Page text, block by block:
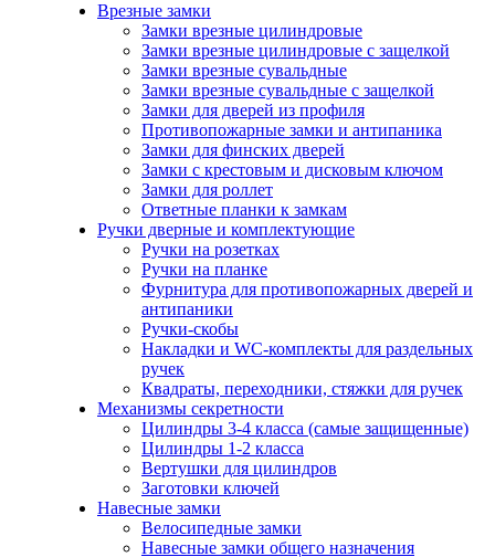
Врезные замки
Замки врезные цилиндровые
Замки врезные цилиндровые с защелкой
Замки врезные сувальдные
Замки врезные сувальдные с защелкой
Замки для дверей из профиля
Противопожарные замки и антипаника
Замки для финских дверей
Замки с крестовым и дисковым ключом
Замки для роллет
Ответные планки к замкам
Ручки дверные и комплектующие
Ручки на розетках
Ручки на планке
Фурнитура для противопожарных дверей и
антипаники
Ручки-скобы
Накладки и WC-комплекты для раздельных
ручек
Квадраты, переходники, стяжки для ручек
Механизмы секретности
Цилиндры 3-4 класса (самые защищенные)
Цилиндры 1-2 класса
Вертушки для цилиндров
Заготовки ключей
Навесные замки
Велосипедные замки
Навесные замки общего назначения